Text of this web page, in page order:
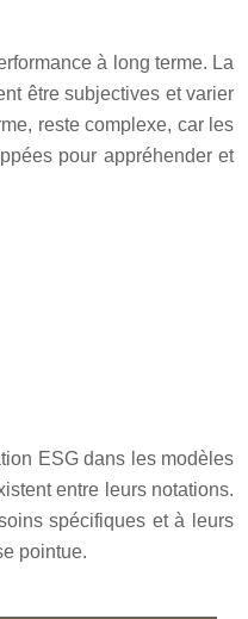
à long terme. La
être subjectives et varier
reste complexe, car les
pour appréhender et
ESG dans les modèles
entre leurs notations.
spécifiques et à leurs
pointue.